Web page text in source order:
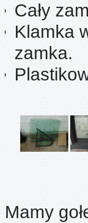
Cały
Klamka
zamka.
Mamy